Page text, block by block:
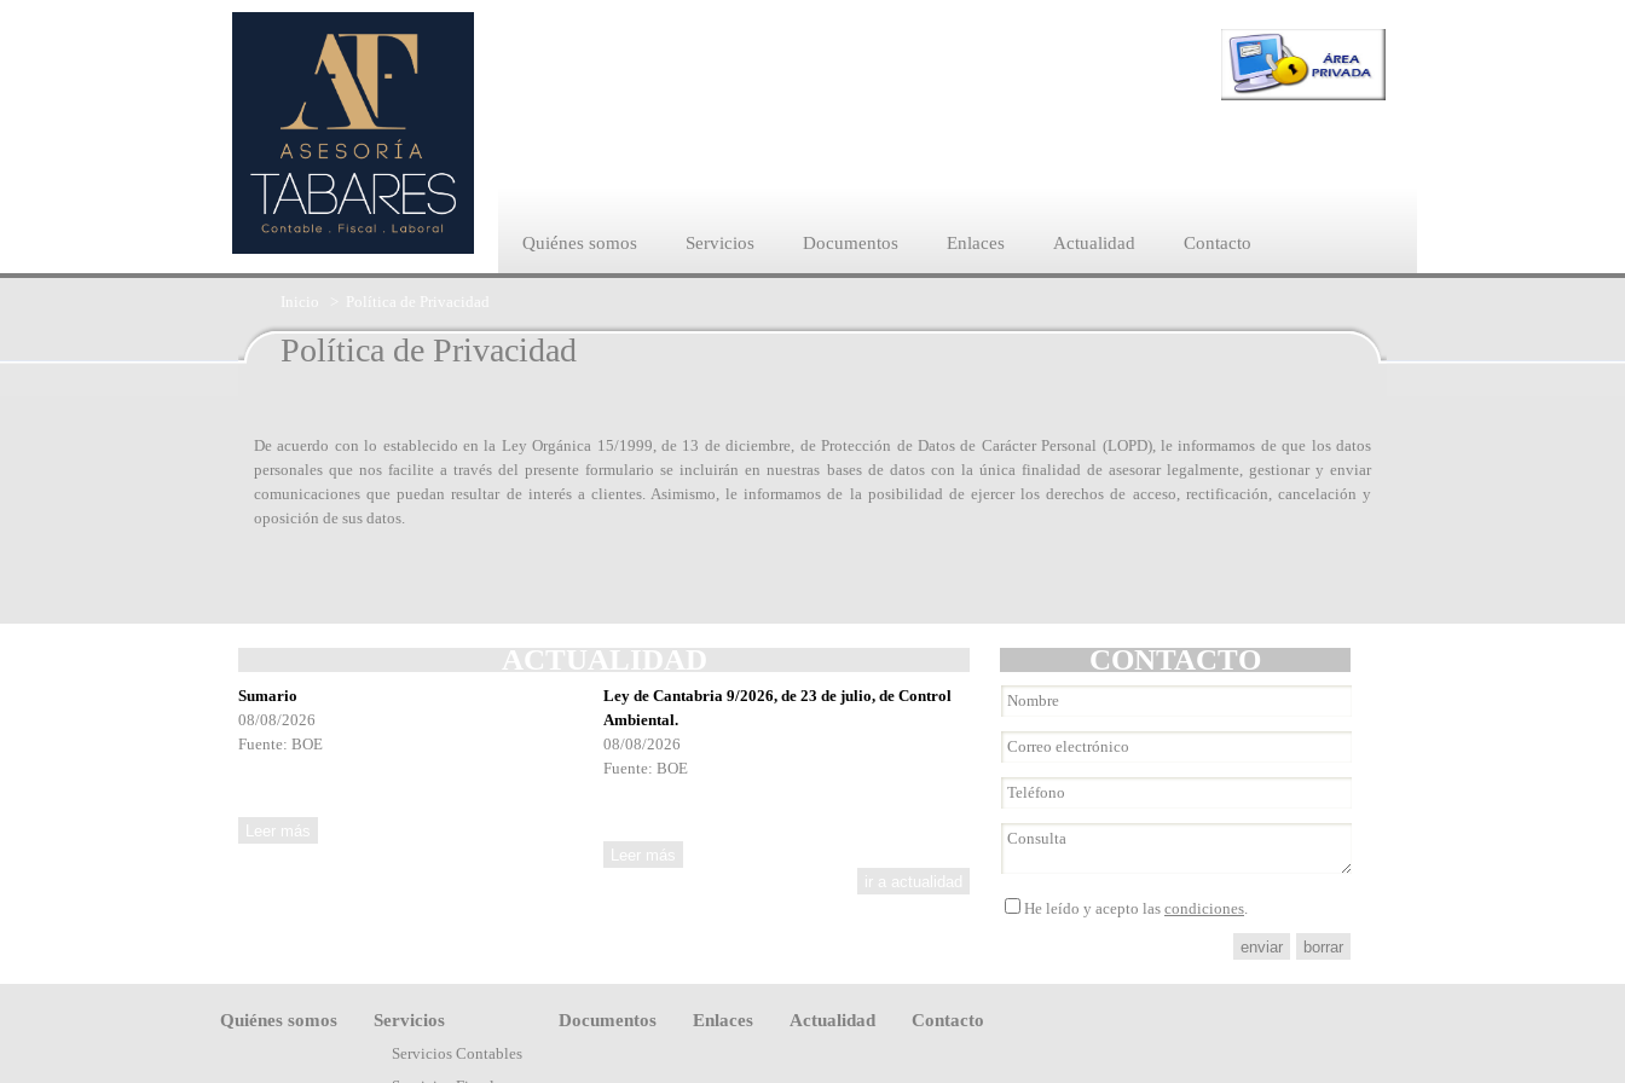
Quiénes somos Servicios Documentos Enlaces Actualidad Contacto
Inicio Política de Privacidad
Política de Privacidad
De acuerdo con lo establecido en la Ley Orgánica 15/1999, de 13 de diciembre, de Protección de Datos de Carácter Personal (LOPD), le informamos de que los datos
personales que nos facilite a través del presente formulario se incluirán en nuestras bases de datos con la única finalidad de asesorar legalmente, gestionar y enviar
comunicaciones que puedan resultar de interés a clientes. Asimismo, le informamos de la posibilidad de ejercer los derechos de acceso, rectificación, cancelación y
oposición de sus datos.
ACTUALIDAD
Sumario
08/08/2026
Fuente: BOE
Ley de Cantabria 9/2026, de 23 de julio, de Control
Ambiental.
08/08/2026
Fuente: BOE
CONTACTO
He leído y acepto las condiciones.
Quiénes somos Servicios
Servicios Contables
Documentos Enlaces Actualidad Contacto